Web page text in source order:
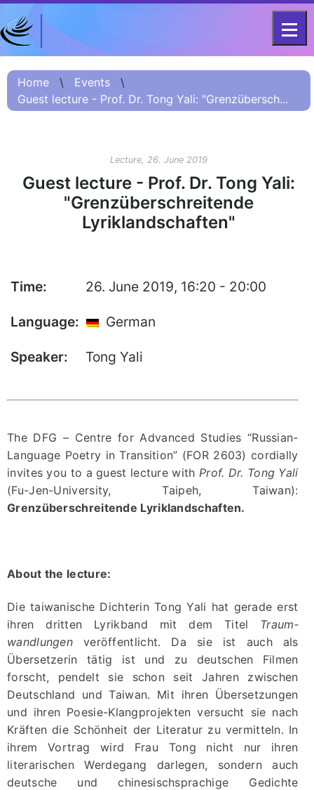
Project
Information
Summary
Information
Information
Fellows
Book
Publications
Our
Comparative
Book Series
“Neue Lyrik” –
Publisher’s
Homepage
DFG - CENTRE FOR ADVANCED
STUDIES
FOR 2603 2017 –
2023
Home \ Events
\
Guest lecture - Prof. Dr. Tong Yali: "Grenzübersch...
Lecture, 26. June 2019
Guest lecture - Prof. Dr. Tong Yali:
"Grenzüberschreitende
Lyriklandschaften"
Time: 26. June 2019, 16:20 - 20:00
Language: German
Speaker: Tong Yali
The DFG – Centre for Advanced Studies “Russian-
Language Poetry in Transition” (FOR 2603) cordially
invites you to a guest lecture with Prof. Dr. Tong Yali
(Fu-Jen-University, Taipeh, Taiwan):
Grenzüberschreitende Lyriklandschaften.
About the lecture:
Die taiwanische Dichterin Tong Yali hat gerade erst
ihren dritten Lyrikband mit dem Titel Traum­
wandlungen veröffentlicht. Da sie ist auch als
Übersetzerin tätig ist und zu deutschen Filmen
forscht, pendelt sie schon seit Jahren zwischen
Deutschland und Taiwan. Mit ihren Übersetzungen
und ihren Poesie-Klangprojekten versucht sie nach
Kräften die Schönheit der Literatur zu vermitteln. In
ihrem Vortrag wird Frau Tong nicht nur ihren
literarischen Werdegang darlegen, sondern auch
deutsche und chinesischsprachige Gedichte